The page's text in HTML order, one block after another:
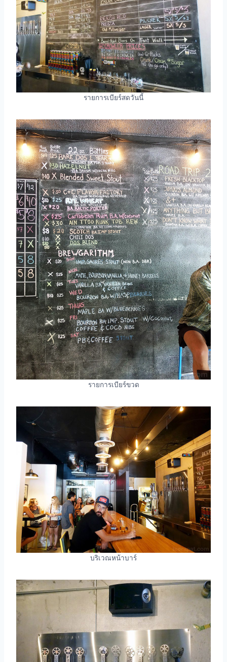
รายการเบียร์สดวันนี้
รายการเบียร์ขวด
บริเวณหน้าบาร์